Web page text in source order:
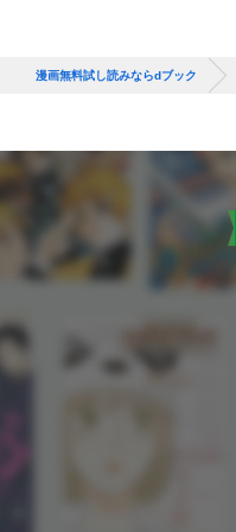
漫画無料試し読みならdブック